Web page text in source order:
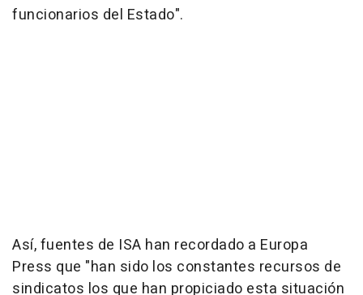
funcionarios del Estado".
Así, fuentes de ISA han recordado a Europa
Press que "han sido los constantes recursos de
sindicatos los que han propiciado esta situación